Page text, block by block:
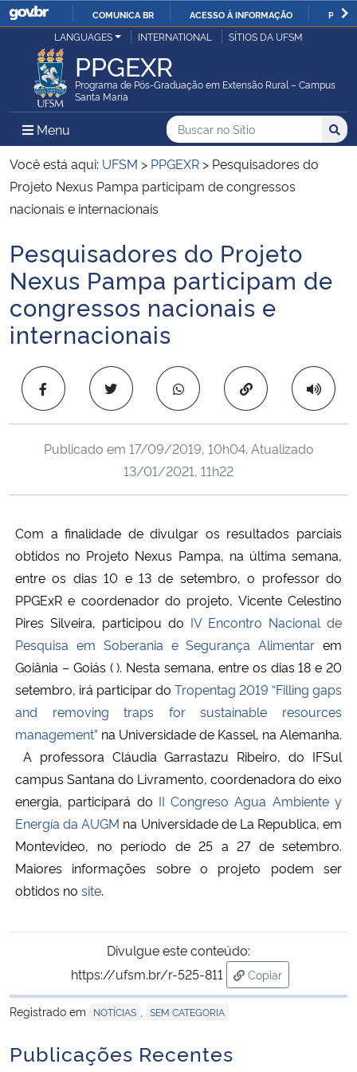
IR
O
COMUNICA BR ACESSO À INFORMAÇÃO
Ministério da Justiça e Segurança Pública
Ministério da Defesa
Ministério das Relações Exteriores
Ministério da Economia
Ministério da Infraestrutura
Ministério da Agricultura, Pecuária e Abastecimento
Ministério da Educação
Ministério da Cidadania
Ministério da Saúde
Ministério de Minas e Energia
Ministério da Ciência, Tecnologia, Inovações e Comunicações
Ministério do Meio Ambiente
Ministério do Turismo
Ministério do Desenvolvimento Regional
Controladoria-Geral da União
Ministério da Mulher, da Família e dos Direitos Humanos
Secretaria-Geral
Gabinete de Segurança Institucional
Advocacia-Geral da União
LANGUAGES INTERNATIONAL SÍTIOS DA UFSM
PPGEXR
Programa de Pós-Graduação em Extensão Rural – Campus
Santa Maria
Menu Menu Principal do Sítio
Busca
Buscar no no Sítio
Busca:
Você está aqui: UFSM > PPGEXR > Pesquisadores do
Projeto Nexus Pampa participam de congressos
nacionais e internacionais
Início do conteúdo
Pesquisadores do Projeto
Nexus Pampa participam de
congressos nacionais e
internacionais
Copiar para área
Publicado em 17/09/2019, 10h04. Atualizado
13/01/2021, 11h22
Com a finalidade de divulgar os resultados parciais
obtidos no Projeto Nexus Pampa, na última semana,
entre os dias 10 e 13 de setembro, o professor do
PPGExR e coordenador do projeto, Vicente Celestino
Pires Silveira, participou do IV Encontro Nacional de
Pesquisa em Soberania e Segurança Alimentar em
Goiânia – Goiás (​ ). Nesta semana, entre os dias 18 e 20
setembro, irá participar do Tropentag 2019 “Filling gaps
and removing traps for sustainable resources
management” na Universidade de Kassel, na Alemanha.
A professora Cláudia Garrastazu Ribeiro, do IFSul
campus Santana do Livramento, coordenadora do eixo
energia, participará do II Congreso Agua Ambiente y
Energía da AUGM na Universidade de La Republica, em
Montevideo, no período de 25 a 27 de setembro.
Maiores informações sobre o projeto podem ser
obtidos no site.
Divulgue este conteúdo:
https://ufsm.br/r-525-811
Copiar
para área de
Registrado em
NOTÍCIAS SEM CATEGORIA
Publicações Recentes